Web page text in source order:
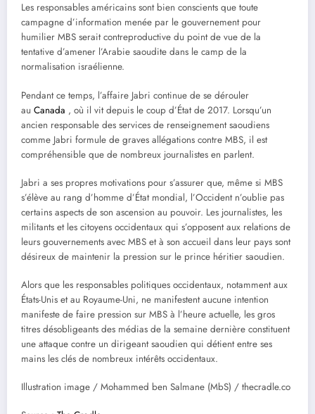
Les responsables américains sont bien conscients que toute
campagne d’information menée par le gouvernement pour
humilier MBS serait contreproductive du point de vue de la
tentative d’amener l’Arabie saoudite dans le camp de la
normalisation israélienne.
Pendant ce temps, l’affaire Jabri continue de se dérouler
au Canada , où il vit depuis le coup d’État de 2017. Lorsqu’un
ancien responsable des services de renseignement saoudiens
comme Jabri formule de graves allégations contre MBS, il est
compréhensible que de nombreux journalistes en parlent.
Jabri a ses propres motivations pour s’assurer que, même si MBS
s’élève au rang d’homme d’État mondial, l’Occident n’oublie pas
certains aspects de son ascension au pouvoir. Les journalistes, les
militants et les citoyens occidentaux qui s’opposent aux relations de
leurs gouvernements avec MBS et à son accueil dans leur pays sont
désireux de maintenir la pression sur le prince héritier saoudien.
Alors que les responsables politiques occidentaux, notamment aux
États-Unis et au Royaume-Uni, ne manifestent aucune intention
manifeste de faire pression sur MBS à l’heure actuelle, les gros
titres désobligeants des médias de la semaine dernière constituent
une attaque contre un dirigeant saoudien qui détient entre ses
mains les clés de nombreux intérêts occidentaux.
Illustration image / Mohammed ben Salmane (MbS) / thecradle.co